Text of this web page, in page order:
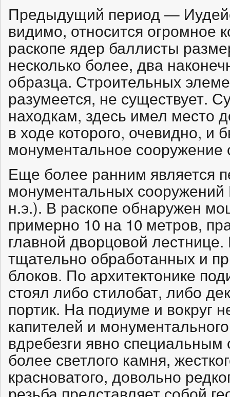
Предыдущий период —
видимо, относится огромное
раскопе ядер баллисты
несколько более, два
образца. Строительных
разумеется, не существует.
находкам, здесь имел место
в ходе которого, очевидно, и
монументальное сооружение
Еще более ранним является
монументальных
н.э.). В раскопе обнаружен
примерно 10 на 10 метров,
главной дворцовой
тщательно обработанных и
блоков. По архитектонике
стоял либо стилобат, либо
портик. На подиуме и вокруг
капителей и
вдребезги явно
более светлого камня,
красноватого, довольно